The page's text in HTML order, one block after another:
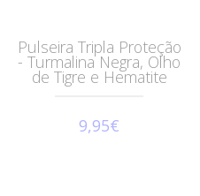
Pulseira Tripla Proteção
- Turmalina Negra, Olho
de Tigre e Hematite
9,95€